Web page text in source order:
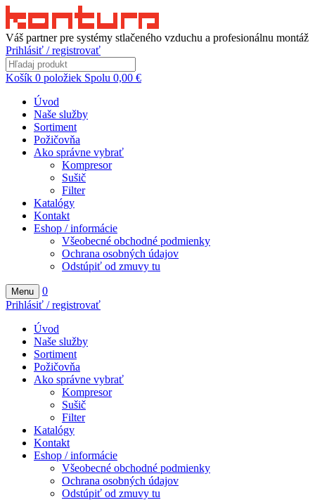
Váš partner pre systémy stlačeného vzduchu a profesionálnu montáž
Prihlásiť / registrovať
Košík 0 položiek Spolu 0,00 €
Úvod
Naše služby
Sortiment
Požičovňa
Ako správne vybrať
Kompresor
Sušič
Filter
Katalógy
Kontakt
Eshop / informácie
Všeobecné obchodné podmienky
Ochrana osobných údajov
Odstúpiť od zmuvy tu
Menu
0
Prihlásiť / registrovať
Úvod
Naše služby
Sortiment
Požičovňa
Ako správne vybrať
Kompresor
Sušič
Filter
Katalógy
Kontakt
Eshop / informácie
Všeobecné obchodné podmienky
Ochrana osobných údajov
Odstúpiť od zmuvy tu